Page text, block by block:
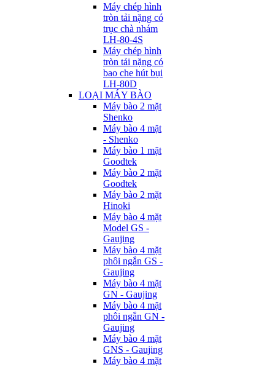
Máy chép hình
tròn tải nặng có
trục chà nhám
LH-80-4S
Máy chép hình
tròn tải nặng có
bao che hút bụi
LH-80D
LOẠI MÁY BÀO
Máy bào 2 mặt
Shenko
Máy bào 4 mặt
- Shenko
Máy bào 1 mặt
Goodtek
Máy bào 2 mặt
Goodtek
Máy bào 2 mặt
Hinoki
Máy bào 4 mặt
Model GS -
Gaujing
Máy bào 4 mặt
phôi ngắn GS -
Gaujing
Máy bào 4 mặt
GN - Gaujing
Máy bào 4 mặt
phôi ngắn GN -
Gaujing
Máy bào 4 mặt
GNS - Gaujing
Máy bào 4 mặt